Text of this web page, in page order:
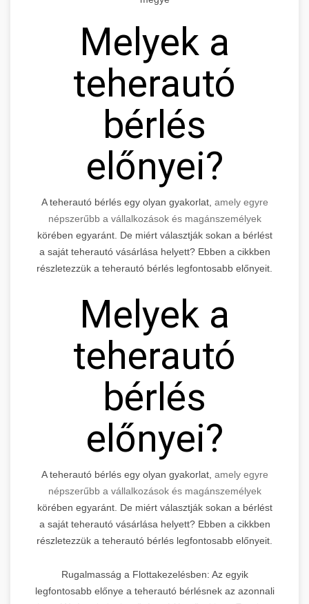
Melyek a
teherautó
bérlés
előnyei?
A teherautó bérlés egy olyan gyakorlat, amely egyre
népszerűbb a vállalkozások és magánszemélyek
körében egyaránt. De miért választják sokan a bérlést
a saját teherautó vásárlása helyett? Ebben a cikkben
részletezzük a teherautó bérlés legfontosabb előnyeit.
Melyek a
teherautó
bérlés
előnyei?
A teherautó bérlés egy olyan gyakorlat, amely egyre
népszerűbb a vállalkozások és magánszemélyek
körében egyaránt. De miért választják sokan a bérlést
a saját teherautó vásárlása helyett? Ebben a cikkben
részletezzük a teherautó bérlés legfontosabb előnyeit.
Rugalmasság a Flottakezelésben: Az egyik
legfontosabb előnye a teherautó bérlésnek az azonnali